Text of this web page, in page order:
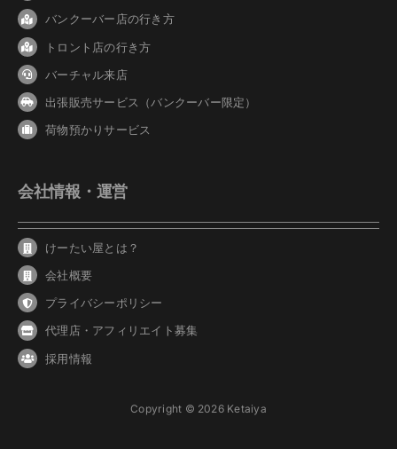
バンクーバー店の行き方
トロント店の行き方
バーチャル来店
出張販売サービス（バンクーバー限定）
荷物預かりサービス
会社情報・運営
けーたい屋とは？
会社概要
プライバシーポリシー
代理店・アフィリエイト募集
採用情報
Copyright © 2026 Ketaiya